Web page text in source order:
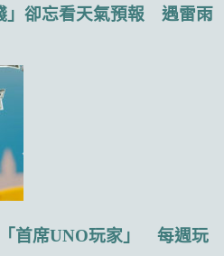
」卻忘看天氣預報 遇雷雨
首席UNO玩家」 每週玩